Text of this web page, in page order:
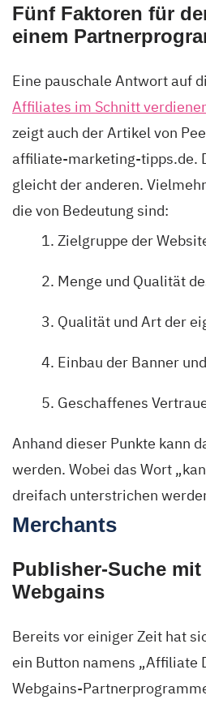
Fünf Faktoren für
einem
Eine pauschale Antwort auf
Affiliates im Schnitt
zeigt auch der Artikel von
affiliate-marketing-tipps.de.
gleicht der anderen.
die von Bedeutung sind:
Zielgruppe der
Menge und Qualität
Qualität und Art der
Einbau der Banner
Geschaffenes
Anhand dieser Punkte kann
werden. Wobei das Wort
dreifach unterstrichen
Merchants
Publisher-Suche mit
Webgains
Bereits vor einiger Zeit hat
ein Button namens „Affiliate
Webgains-